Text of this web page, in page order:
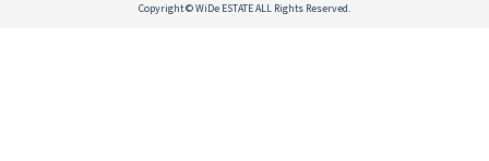
Copyright © WiDe ESTATE ALL Rights Reserved.